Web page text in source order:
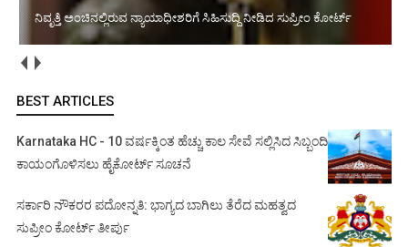
ನಿವೃತ್ತಿ ಅಂಚಿನಲ್ಲಿರುವ ನ್ಯಾಯಾಧೀಶರಿಗೆ ಸಿಹಿಸುದ್ದಿ ನೀಡಿದ ಸುಪ್ರೀಂ ಕೋರ್ಟ್‌
BEST ARTICLES
Karnataka HC - 10 ವರ್ಷಕ್ಕಿಂತ ಹೆಚ್ಚು ಕಾಲ ಸೇವೆ ಸಲ್ಲಿಸಿದ ಸಿಬ್ಬಂದಿ
ಕಾಯಂಗೊಳಿಸಲು ಹೈಕೋರ್ಟ್ ಸೂಚನೆ
ಸರ್ಕಾರಿ ನೌಕರರ ಪದೋನ್ನತಿ: ಭಾಗ್ಯದ ಬಾಗಿಲು ತೆರೆದ ಮಹತ್ವದ
ಸುಪ್ರೀಂ ಕೋರ್ಟ್ ತೀರ್ಪು